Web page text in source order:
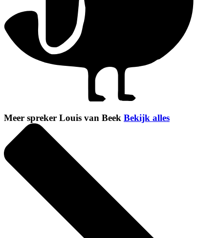
Meer spreker Louis van Beek Bekijk alles